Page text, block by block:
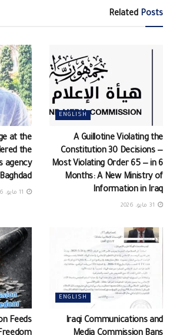
Related Posts
ENGLISH
A Guillotine Violating the
Constitution 30 Decisions —
Most Violating Order 65 — in 6
Months: A New Ministry of
Information in Iraq
at the
the
agency
ENGLISH
Iraqi Communications and
Feeds